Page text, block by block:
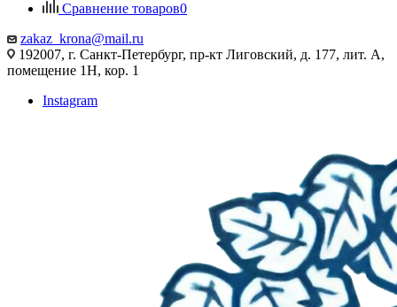
Сравнение товаров0
zakaz_krona@mail.ru
192007, г. Санкт-Петербург, пр-кт Лиговский, д. 177, лит. А,
помещение 1Н, кор. 1
Instagram